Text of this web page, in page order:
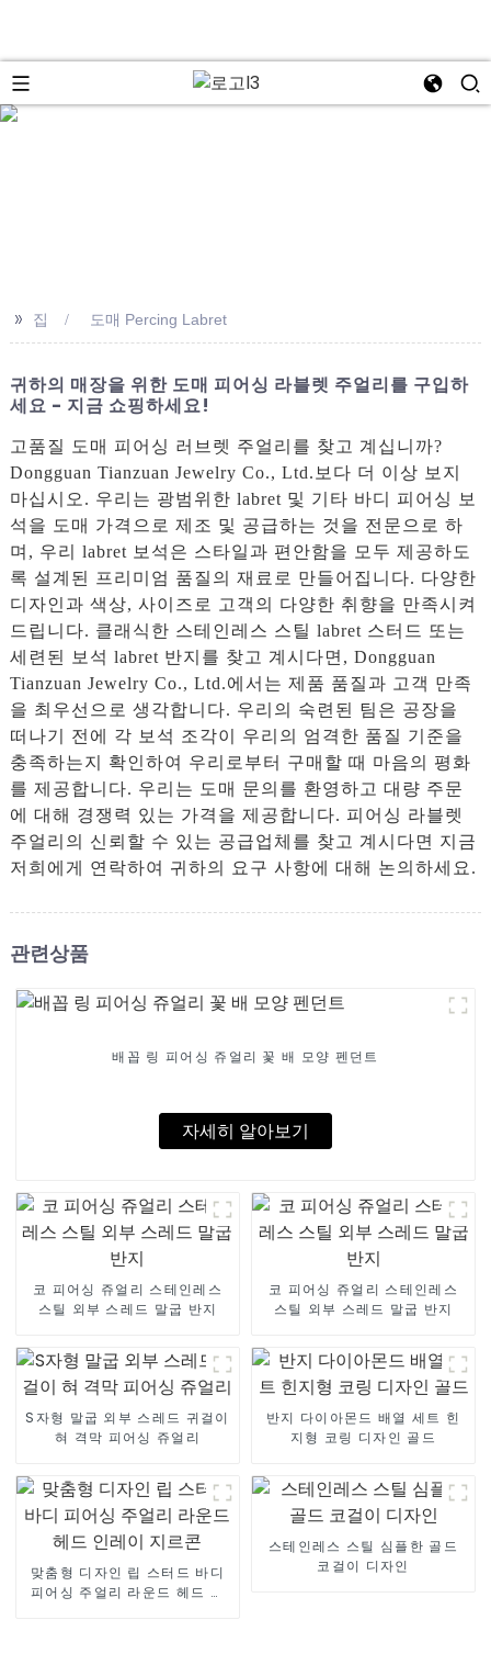
>> 집 도매 Percing Labret
귀하의 매장을 위한 도매 피어싱 라블렛 주얼리를 구입하
세요 - 지금 쇼핑하세요!
고품질 도매 피어싱 러브렛 주얼리를 찾고 계십니까?
Dongguan Tianzuan Jewelry Co., Ltd.보다 더 이상 보지
마십시오. 우리는 광범위한 labret 및 기타 바디 피어싱 보
석을 도매 가격으로 제조 및 공급하는 것을 전문으로 하
며, 우리 labret 보석은 스타일과 편안함을 모두 제공하도
록 설계된 프리미엄 품질의 재료로 만들어집니다. 다양한
디자인과 색상, 사이즈로 고객의 다양한 취향을 만족시켜
드립니다. 클래식한 스테인레스 스틸 labret 스터드 또는
세련된 보석 labret 반지를 찾고 계시다면, Dongguan
Tianzuan Jewelry Co., Ltd.에서는 제품 품질과 고객 만족
을 최우선으로 생각합니다. 우리의 숙련된 팀은 공장을
떠나기 전에 각 보석 조각이 우리의 엄격한 품질 기준을
충족하는지 확인하여 우리로부터 구매할 때 마음의 평화
를 제공합니다. 우리는 도매 문의를 환영하고 대량 주문
에 대해 경쟁력 있는 가격을 제공합니다. 피어싱 라블렛
주얼리의 신뢰할 수 있는 공급업체를 찾고 계시다면 지금
저희에게 연락하여 귀하의 요구 사항에 대해 논의하세요.
관련상품
배꼽 링 피어싱 쥬얼리 꽃 배 모양 펜던트
자세히 알아보기
코 피어싱 쥬얼리 스테인레스
스틸 외부 스레드 말굽 반지
코 피어싱 쥬얼리 스테인레스
스틸 외부 스레드 말굽 반지
S자형 말굽 외부 스레드 귀걸이
혀 격막 피어싱 쥬얼리
반지 다이아몬드 배열 세트 힌
지형 코링 디자인 골드
맞춤형 디자인 립 스터드 바디
피어싱 주얼리 라운드 헤드 인
스테인레스 스틸 심플한 골드
코걸이 디자인